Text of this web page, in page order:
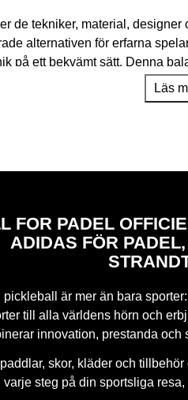
de tekniker, material,
alternativen för erfarna
på ett bekvämt sätt. Denna
och spelinriktning, och
It, Arrow Hit, RX och
Läs
FOR PADEL
ADIDAS FÖR
pickleball är mer än bara
till alla världens hörn och
innovation, prestanda och
skor, kläder och
varje steg på din sportsliga